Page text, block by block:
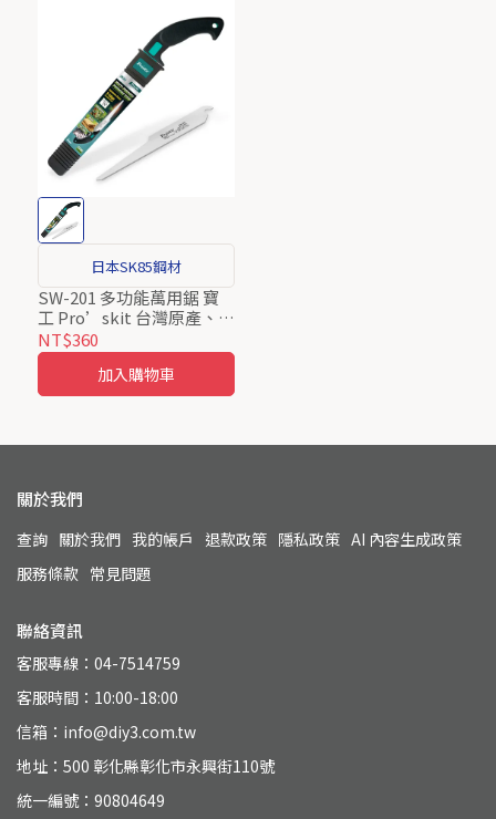
日本SK85鋼材
SW-201 多功能萬用鋸 寶
工 Pro’skit 台灣原產、品
質保證
NT$360
加入購物車
關於我們
查詢 關於我們 我的帳戶 退款政策 隱私政策 AI 內容生成政策
服務條款 常見問題
聯絡資訊
客服專線：04-7514759
客服時間：10:00-18:00
信箱：info@diy3.com.tw
地址：500 彰化縣彰化市永興街110號
統一編號：90804649